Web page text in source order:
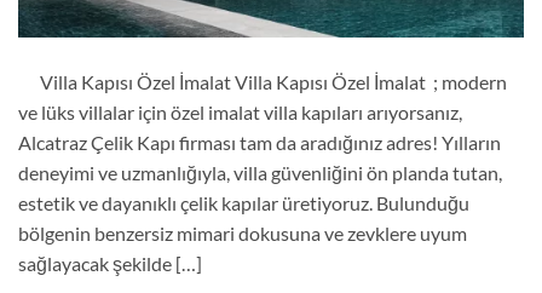
Villa Kapısı Özel İmalat Villa Kapısı Özel İmalat ; modern
ve lüks villalar için özel imalat villa kapıları arıyorsanız,
Alcatraz Çelik Kapı firması tam da aradığınız adres! Yılların
deneyimi ve uzmanlığıyla, villa güvenliğini ön planda tutan,
estetik ve dayanıklı çelik kapılar üretiyoruz. Bulunduğu
bölgenin benzersiz mimari dokusuna ve zevklere uyum
sağlayacak şekilde […]